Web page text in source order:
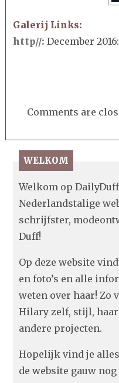
Galerij Links:
http//:December
Comments are
WELKOM
Welkom op
Nederlandstalige
schrijfster,
Duff!
Op deze website
en foto’s en alle
weten over haar! Zo
Hilary zelf, stijl, haar
andere projecten.
Hopelijk vind je
de website gauw nog